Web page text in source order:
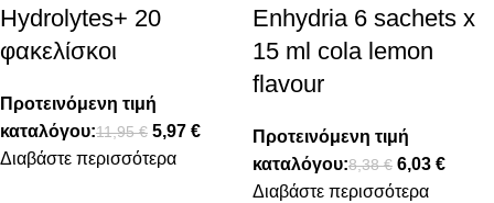
Hydrolytes+ 20
φακελίσκοι
Προτεινόμενη τιμή
καταλόγου:11,95€ 5,97 €
Διαβάστε περισσότερα
Enhydria 6 sachets x
15 ml cola lemon
flavour
Προτεινόμενη τιμή
καταλόγου:8,38€ 6,03 €
Διαβάστε περισσότερα